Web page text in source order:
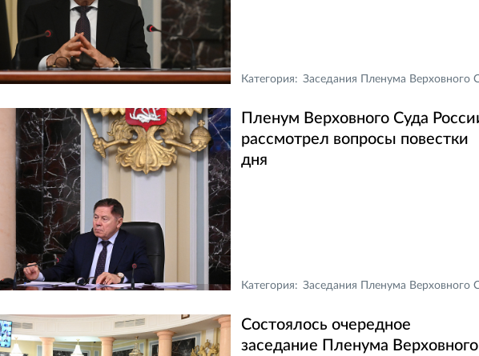
Категория: Заседания Пленума Верховного Суда Российской
Пленум Верховного Суда
рассмотрел вопросы повестки
дня
Категория: Заседания Пленума Верховного Суда Российской
Состоялось очередное
заседание Пленума Верховного